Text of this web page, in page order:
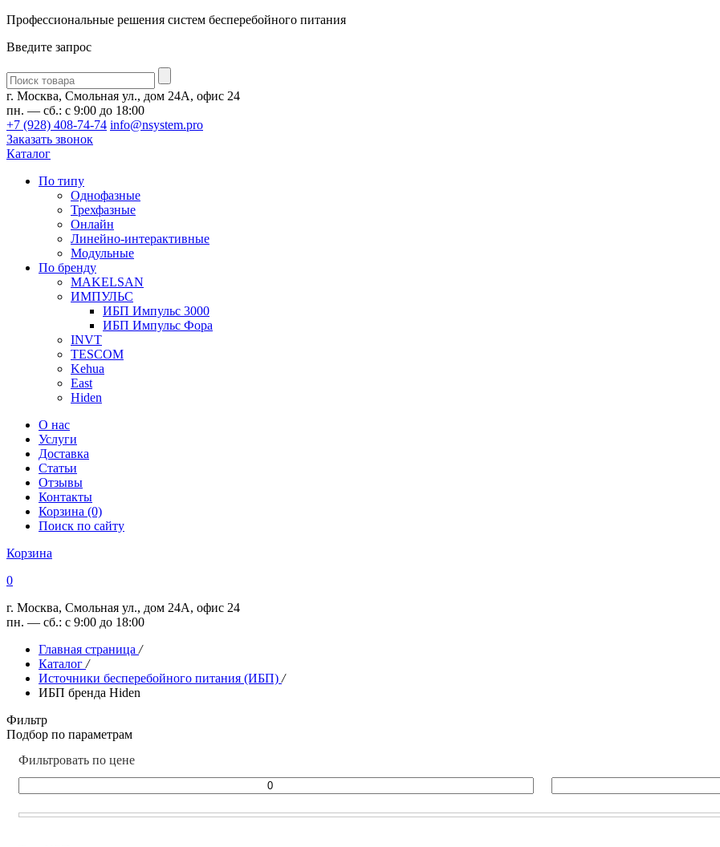
Профессиональные решения систем бесперебойного питания
Введите запрос
Введите
запрос
г. Москва, Смольная ул., дом 24А, офис 24
пн. — сб.: с 9:00 до 18:00
+7 (928) 408-74-74 info@nsystem.pro
Заказать звонок
Каталог
По типу
Однофазные
Трехфазные
Онлайн
Линейно-интерактивные
Модульные
По бренду
MAKELSAN
ИМПУЛЬС
ИБП Импульс 3000
ИБП Импульс Фора
INVT
TESCOM
Kehua
East
Hiden
О нас
Услуги
Доставка
Статьи
Отзывы
Контакты
Корзина (0)
Поиск по сайту
Корзина
0
г. Москва, Смольная ул., дом 24А, офис 24
пн. — сб.: с 9:00 до 18:00
Главная страница /
Каталог /
Источники бесперебойного питания (ИБП) /
ИБП бренда Hiden
Фильтр
Подбор по параметрам
Фильтровать по цене